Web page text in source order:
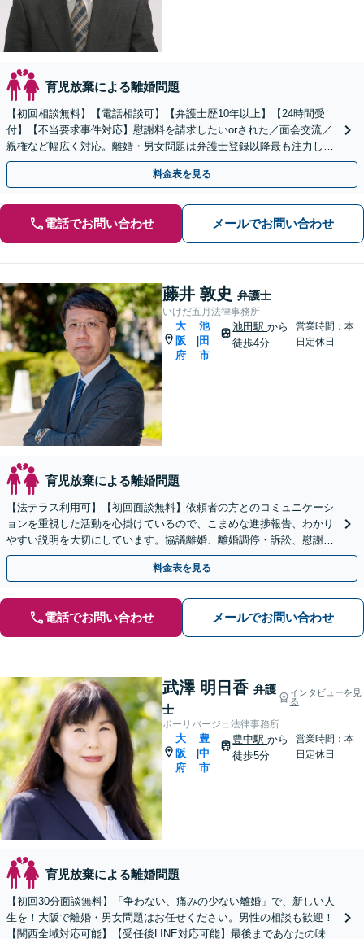
育児放棄による離婚問題
【初回相談無料】【電話相談可】【弁護士歴10年以上】【24時間受
付】【不当要求事件対応】慰謝料を請求したいorされた／面会交流／
親権など幅広く対応。離婚・男女問題は弁護士登録以降最も注力して
きました。最適な結果が得られるよう尽力いたします。
料金表を見る
電話でお問い合わせ メールでお問い合わせ
藤井 敦史 弁護士
いけだ五月法律事務所
大
阪
府
池
田
市
池田駅から
徒歩4分
営業時間：本
日定休日
育児放棄による離婚問題
【法テラス利用可】【初回面談無料】依頼者の方とのコミュニケーシ
ョンを重視した活動を心掛けているので、こまめな進捗報告、わかり
やすい説明を大切にしています。協議離婚、離婚調停・訴訟、慰謝
料・養育費の請求、財産分与なお任せください【池田駅2分】
料金表を見る
電話でお問い合わせ メールでお問い合わせ
武澤 明日香 弁護
士
インタビューを見
る
ボーリバージュ法律事務所
大
阪
府
豊
中
市
豊中駅から
徒歩5分
営業時間：本
日定休日
育児放棄による離婚問題
【初回30分面談無料】「争わない、痛みの少ない離婚」で、新しい人
生を！大阪で離婚・男女問題はお任せください。男性の相談も歓迎！
【関西全域対応可能】【受任後LINE対応可能】最後まであなたの味方